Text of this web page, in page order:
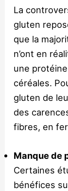
La
gluten
que la
n’ont en
une
céréales.
gluten de
des
fibres, en
Manque de
Certaines
bénéfices